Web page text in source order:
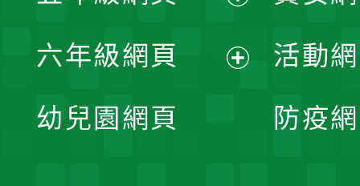
單
開
選
開
六年級網頁
幼兒園網頁
活動
防疫